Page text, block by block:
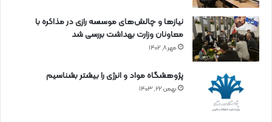
نیازها و چالش‌های موسسه رازی در مذاکره با
معاونان وزارت بهداشت بررسی شد
مهر ۸, ۱۴۰۲
پژوهشگاه مواد و انرژی را بیشتر بشناسیم
بهمن ۲۲, ۱۴۰۳